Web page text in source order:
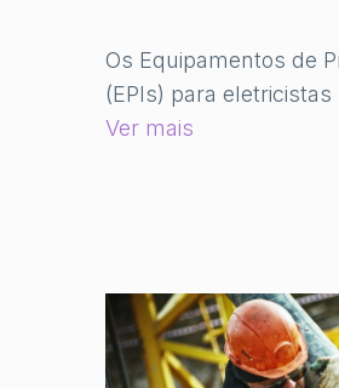
Os Equipamentos de
(EPIs) para
Ver mais